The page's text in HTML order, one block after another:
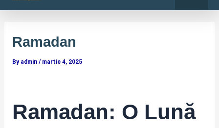
k
a
Ramadan
By admin / martie 4, 2025
Ramadan: O Lună